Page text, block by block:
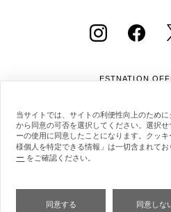
ESTNATION
会社概要
当サイトでは、サイトの利便性向上のため
から同意の可否を選択してください。選択
ーの使用に同意したことになります。クッ
様個人を特定できる情報」は一切含まれてお
ー をご確認ください。
同意する 同意しな